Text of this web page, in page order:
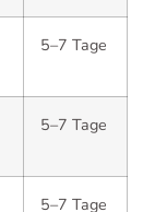
5–7 Tage
5–7 Tage
5–7 Tage